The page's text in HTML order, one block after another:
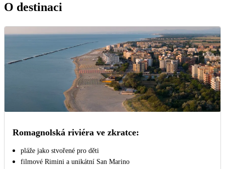
O destinaci
Romagnolská riviéra ve zkratce:
pláže jako stvořené pro děti
filmové Rimini a unikátní San Marino